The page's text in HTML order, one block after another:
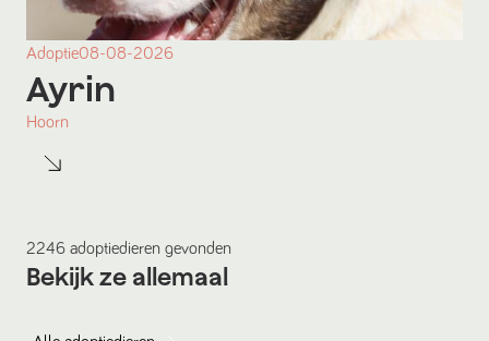
Adoptie08-08-2026
Ayrin
Hoorn
2246 adoptiedieren gevonden
Bekijk ze allemaal